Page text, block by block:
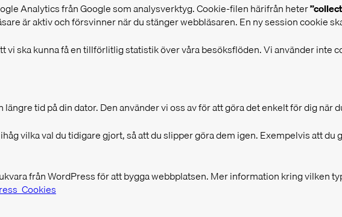
Analytics från Google som analysverktyg. Cookie-filen härifrån heter
är aktiv och försvinner när du stänger webbläsaren. En ny session cookie
vi ska kunna få en tillförlitlig statistik över våra besöksflöden. Vi använder inte
tid på din dator. Den använder vi oss av för att göra det enkelt för dig när
vilka val du tidigare gjort, så att du slipper göra dem igen. Exempelvis att
från WordPress för att bygga webbplatsen. Mer information kring vilken